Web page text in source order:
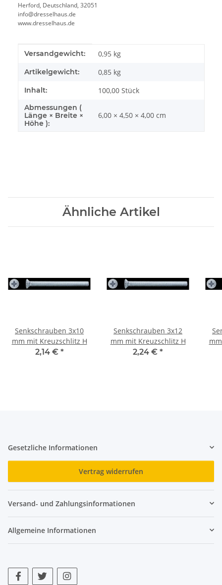
Herford, Deutschland, 32051
info@dresselhaus.de
www.dresselhaus.de
Produkteigenschaft
Wert
Versandgewicht: 0,95 kg
Artikelgewicht: 0,85 kg
Inhalt: 100,00 Stück
Abmessungen (
Länge × Breite ×
Höhe ):
6,00 × 4,50 × 4,00 cm
Ähnliche Artikel
Senkschrauben 3x10
mm mit Kreuzschlitz H
2,14 € *
Senkschrauben 3x12
mm mit Kreuzschlitz H
2,24 € *
Gesetzliche Informationen
Vertrag widerrufen
Versand- und Zahlungsinformationen
Allgemeine Informationen